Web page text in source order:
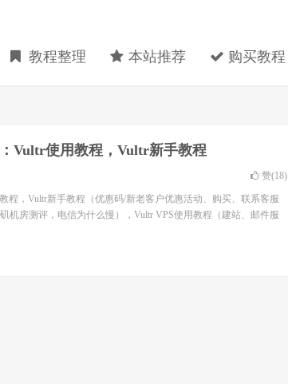
教程整理 本站推荐 购买教程
Vultr使用教程，Vultr新手教程
赞(18)
程，Vultr新手教程（优惠码/新老客户优惠活动、购买、联系客服
机房测评，电信为什么慢），Vultr VPS使用教程（建站、邮件服